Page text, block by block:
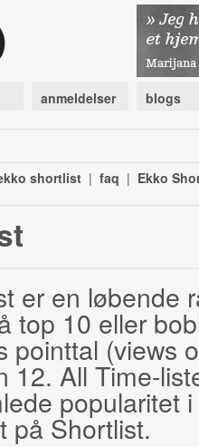
anmeldelser blogs
shortlist | faq | Ekko
er en løbende
top 10 eller
pointtal (views
12. All Time-
popularitet
på Shortlist.